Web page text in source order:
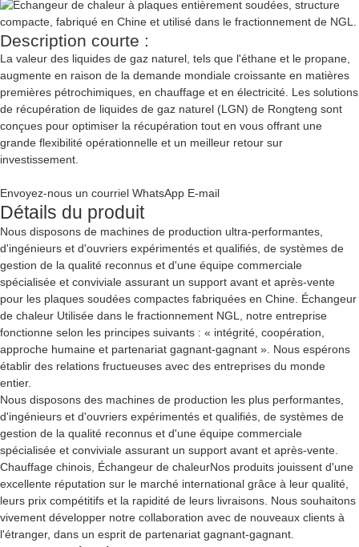
Description courte :
La valeur des liquides de gaz naturel, tels que l'éthane et le propane,
augmente en raison de la demande mondiale croissante en matières
premières pétrochimiques, en chauffage et en électricité. Les solutions
de récupération de liquides de gaz naturel (LGN) de Rongteng sont
conçues pour optimiser la récupération tout en vous offrant une
grande flexibilité opérationnelle et un meilleur retour sur
investissement.
Envoyez-nous un courriel WhatsApp E-mail
Détails du produit
Nous disposons de machines de production ultra-performantes,
d'ingénieurs et d'ouvriers expérimentés et qualifiés, de systèmes de
gestion de la qualité reconnus et d'une équipe commerciale
spécialisée et conviviale assurant un support avant et après-vente
pour les plaques soudées compactes fabriquées en Chine. Échangeur
de chaleur Utilisée dans le fractionnement NGL, notre entreprise
fonctionne selon les principes suivants : « intégrité, coopération,
approche humaine et partenariat gagnant-gagnant ». Nous espérons
établir des relations fructueuses avec des entreprises du monde
entier.
Nous disposons des machines de production les plus performantes,
d'ingénieurs et d'ouvriers expérimentés et qualifiés, de systèmes de
gestion de la qualité reconnus et d'une équipe commerciale
spécialisée et conviviale assurant un support avant et après-vente.
Chauffage chinois, Échangeur de chaleurNos produits jouissent d'une
excellente réputation sur le marché international grâce à leur qualité,
leurs prix compétitifs et la rapidité de leurs livraisons. Nous souhaitons
vivement développer notre collaboration avec de nouveaux clients à
l'étranger, dans un esprit de partenariat gagnant-gagnant.